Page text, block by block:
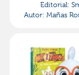
Editorial:
Autor: Mañas